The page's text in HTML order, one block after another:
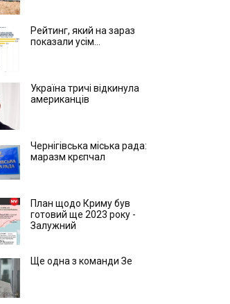
Рейтинг, який на зараз
показали усім...
Україна тричі відкинула
американців
Чернігівська міська рада:
маразм крєпчал
План щодо Криму був
готовий ще 2023 року -
Залужний
Ще одна з команди Зе